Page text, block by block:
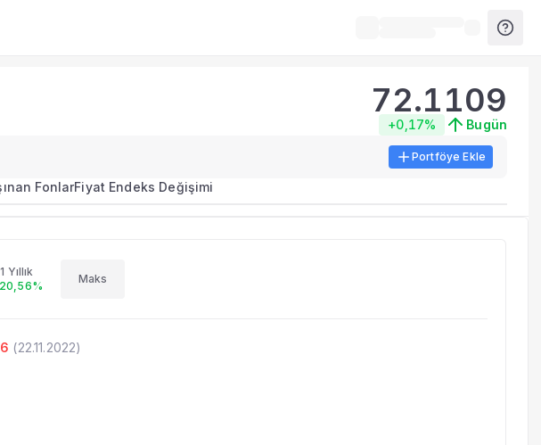
analizi.
72.1109
+0,17% Bugün
Portföye Ekle
FonlarFiyat Endeks Değişimi
1 Yıllık
Maks
(22.11.2022)